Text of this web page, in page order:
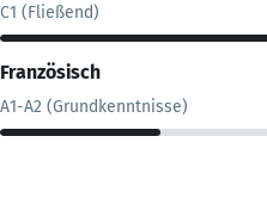
C1 (Fließend)
Französisch
A1-A2 (Grundkenntnisse)